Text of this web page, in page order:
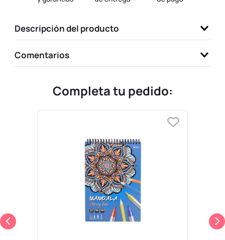
Descripción del producto
Comentarios
Completa tu pedido:
10. llaveros